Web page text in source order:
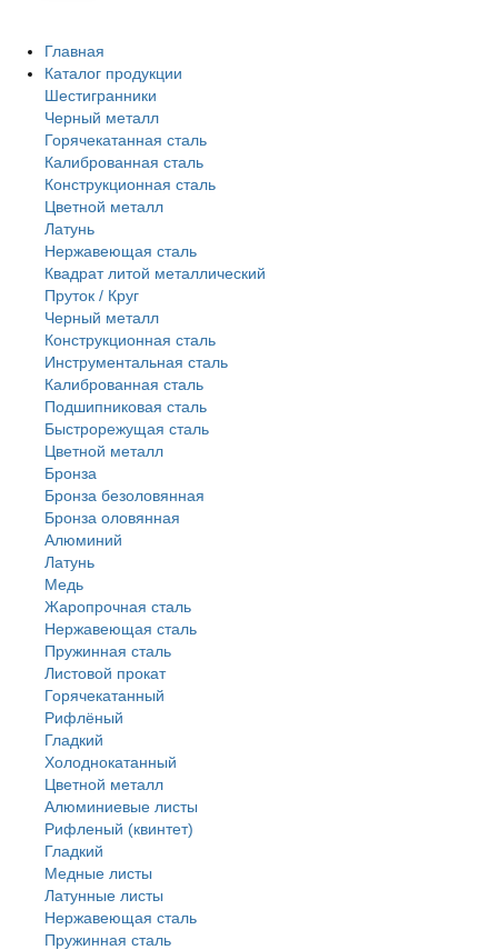
Главная
Каталог продукции
Шестигранники
Черный металл
Горячекатанная сталь
Калиброванная сталь
Конструкционная сталь
Цветной металл
Латунь
Нержавеющая сталь
Квадрат литой металлический
Пруток / Круг
Черный металл
Конструкционная сталь
Инструментальная сталь
Калиброванная сталь
Подшипниковая сталь
Быстрорежущая сталь
Цветной металл
Бронза
Бронза безоловянная
Бронза оловянная
Алюминий
Латунь
Медь
Жаропрочная сталь
Нержавеющая сталь
Пружинная сталь
Листовой прокат
Горячекатанный
Рифлёный
Гладкий
Холоднокатанный
Цветной металл
Алюминиевые листы
Рифленый (квинтет)
Гладкий
Медные листы
Латунные листы
Нержавеющая сталь
Пружинная сталь